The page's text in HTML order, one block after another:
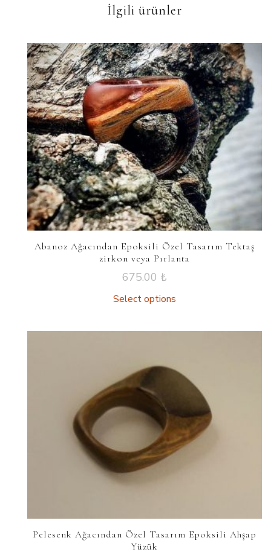
İlgili ürünler
Abanoz Ağacından Epoksili Özel Tasarım Tektaş
zirkon veya Pırlanta
675.00 ₺
Select options
Pelesenk Ağacından Özel Tasarım Epoksili Ahşap
Yüzük